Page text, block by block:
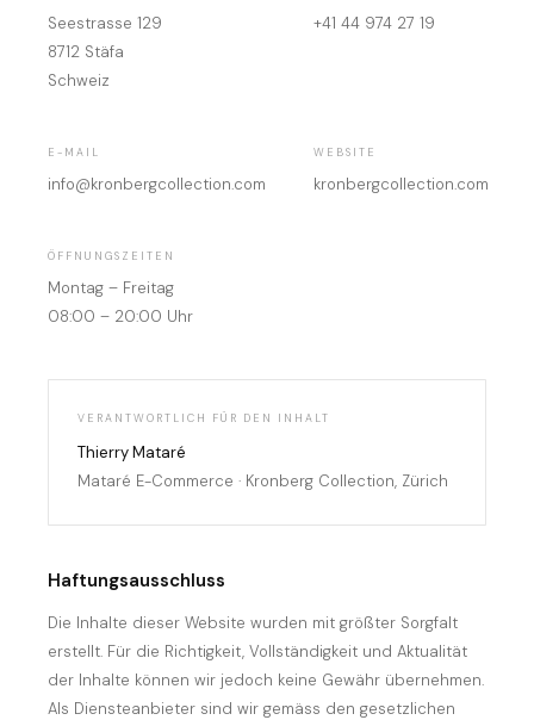
Seestrasse 129
8712 Stäfa
Schweiz
+41 44 974 27 19
E-MAIL
info@kronbergcollection.com
WEBSITE
kronbergcollection.com
ÖFFNUNGSZEITEN
Montag – Freitag
08:00 – 20:00 Uhr
VERANTWORTLICH FÜR DEN INHALT
Thierry Mataré
Mataré E-Commerce · Kronberg Collection, Zürich
Haftungsausschluss
Die Inhalte dieser Website wurden mit größter Sorgfalt
erstellt. Für die Richtigkeit, Vollständigkeit und Aktualität
der Inhalte können wir jedoch keine Gewähr übernehmen.
Als Diensteanbieter sind wir gemäss den gesetzlichen